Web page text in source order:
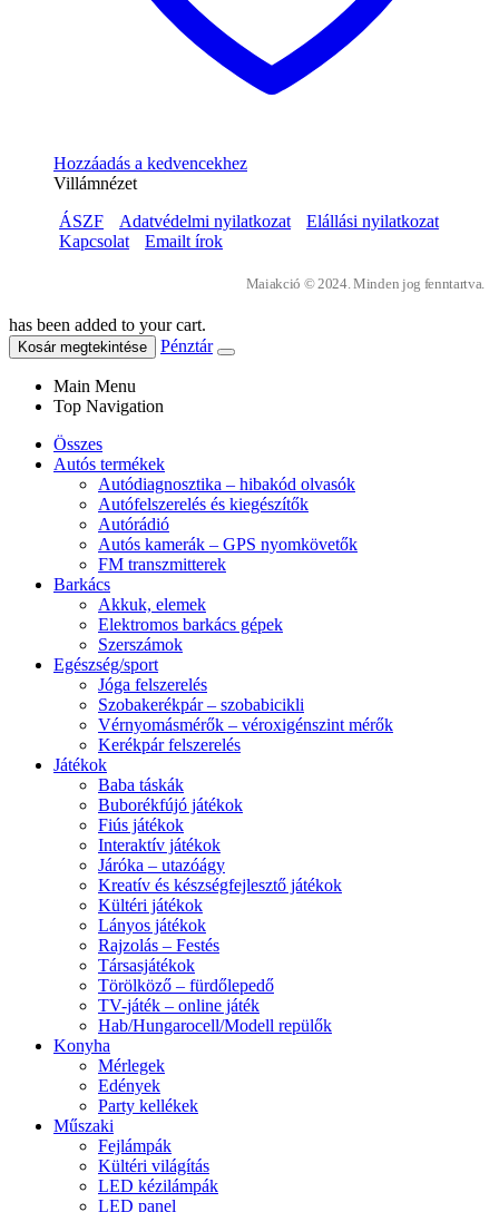
Hozzáadás a kedvencekhez
Villámnézet
ÁSZF
Adatvédelmi nyilatkozat
Elállási nyilatkozat
Kapcsolat
Emailt írok
Maiakció © 2024. Minden jog fenntartva.
has been added to your cart.
Kosár megtekintése Pénztár
Main Menu
Top Navigation
Összes
Autós termékek
Autódiagnosztika – hibakód olvasók
Autófelszerelés és kiegészítők
Autórádió
Autós kamerák – GPS nyomkövetők
FM transzmitterek
Barkács
Akkuk, elemek
Elektromos barkács gépek
Szerszámok
Egészség/sport
Jóga felszerelés
Szobakerékpár – szobabicikli
Vérnyomásmérők – véroxigénszint mérők
Kerékpár felszerelés
Játékok
Baba táskák
Buborékfújó játékok
Fiús játékok
Interaktív játékok
Járóka – utazóágy
Kreatív és készségfejlesztő játékok
Kültéri játékok
Lányos játékok
Rajzolás – Festés
Társasjátékok
Törölköző – fürdőlepedő
TV-játék – online játék
Hab/Hungarocell/Modell repülők
Konyha
Mérlegek
Edények
Party kellékek
Műszaki
Fejlámpák
Kültéri világítás
LED kézilámpák
LED panel